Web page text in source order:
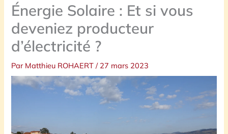
Énergie Solaire : Et si vous
deveniez producteur
d’électricité ?
Par Matthieu ROHAERT/ 27 mars 2023